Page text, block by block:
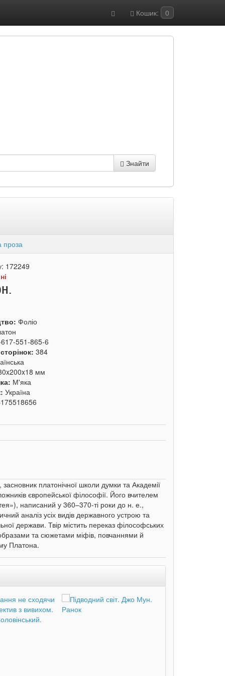
Кошик: 0
Знайти
проза
172249
ні
Фоліо
551-865-6
сторінок:384
мм
М'яка
Україна
платонічної школи думки та Академії
європейської філософії. Його вчителем
написаний у 360–370-ті роки до н. е.,
аналіз усіх видів державного устрою та
держави. Твір містить переказ філософських
та сюжетами міфів, повчаннями й
Платона.